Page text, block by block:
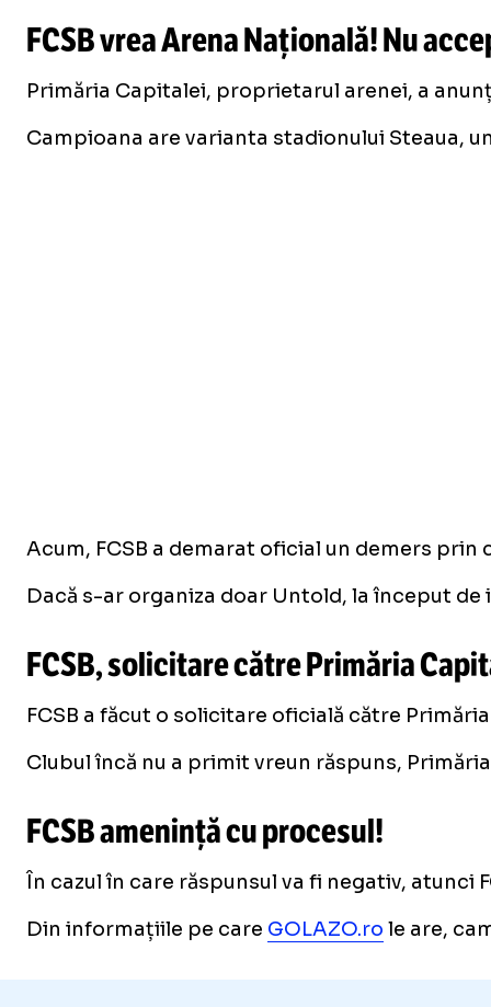
FCSB vrea Arena Națională! Nu
Primăria Capitalei, proprietarul arenei, a
Campioana are varianta stadionului Steaua,
Acum, FCSB a demarat oficial un demers
Dacă s-ar organiza doar Untold, la început de
FCSB, solicitare către Primăria
FCSB a făcut o solicitare oficială către
Clubul încă nu a primit vreun răspuns,
FCSB amenință cu procesul!
În cazul în care răspunsul va fi negativ, atunci
Din informațiile pe care GOLAZO.ro le are,